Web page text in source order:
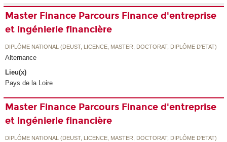
Master Finance Parcours Finance d'entreprise
et ingénierie financière
DIPLÔME NATIONAL (DEUST, LICENCE, MASTER, DOCTORAT, DIPLÔME D'ETAT)
Alternance
Lieu(x)
Pays de la Loire
Master Finance Parcours Finance d'entreprise
et ingénierie financière
DIPLÔME NATIONAL (DEUST, LICENCE, MASTER, DOCTORAT, DIPLÔME D'ETAT)